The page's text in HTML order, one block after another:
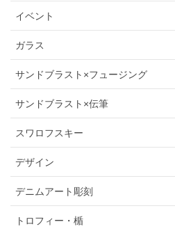
イベント
ガラス
サンドブラスト×フュージング
サンドブラスト×伝筆
スワロフスキー
デザイン
デニムアート彫刻
トロフィー・楯